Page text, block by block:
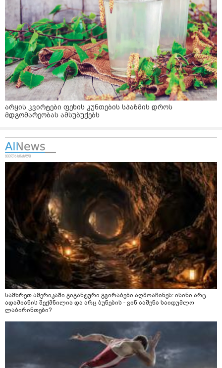
არყის კვირტები ფეხის კუნთების სპაზმის დროს
მდგომარეობას ამსუბუქებს
სამხრეთ ამერიკაში გიგანტური გვირაბები აღმოაჩინეს: ისინი არც
ადამიანის შექმნილია და არც ბუნების - ვინ ააშენა საიდუმლო
ლაბირინთები?